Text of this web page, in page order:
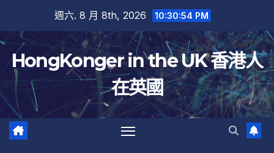
內
容
週六. 8 月 8th, 2026 10:30:54 PM
HongKonger in the UK 香港人
在英國